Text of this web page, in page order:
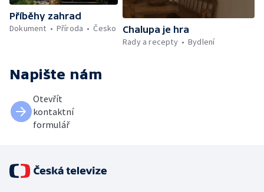
Příběhy zahrad
Dokument
Příroda Česko
Chalupa je hra
Rady a recepty
Bydlení
Napište nám
Otevřít
kontaktní
formulář